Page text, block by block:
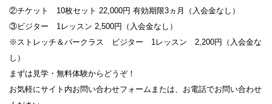
②チケット 10枚セット 22,000円 有効期限3ヵ月（入会金なし）
③ビジター 1レッスン 2,500円（入会金なし）
※ストレッチ＆バークラス ビジター 1レッスン 2,200円（入会金な
し）
まずは見学・無料体験からどうぞ！
お気軽にサイト内お問い合わせフォームまたは、お電話でお問い合わせ